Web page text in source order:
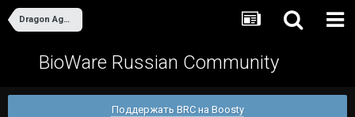
Dragon Age: Inquisition
BioWare Russian Community
Поддержать BRC на Boosty